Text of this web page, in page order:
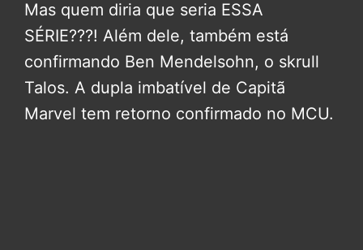
Mas quem diria que seria ESSA
SÉRIE???! Além dele, também está
confirmando Ben Mendelsohn, o skrull
Talos. A dupla imbatível de Capitã
Marvel tem retorno confirmado no MCU.